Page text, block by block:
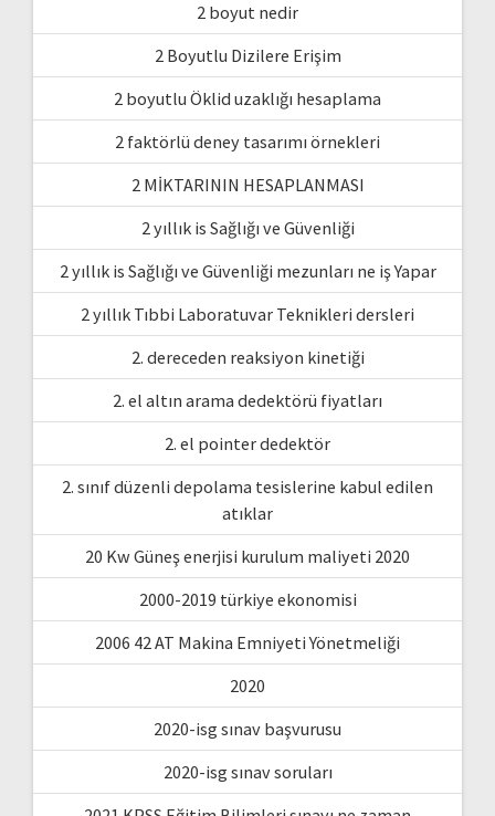
2 boyut nedir
2 Boyutlu Dizilere Erişim
2 boyutlu Öklid uzaklığı hesaplama
2 faktörlü deney tasarımı örnekleri
2 MİKTARININ HESAPLANMASI
2 yıllık is Sağlığı ve Güvenliği
2 yıllık is Sağlığı ve Güvenliği mezunları ne iş Yapar
2 yıllık Tıbbi Laboratuvar Teknikleri dersleri
2. dereceden reaksiyon kinetiği
2. el altın arama dedektörü fiyatları
2. el pointer dedektör
2. sınıf düzenli depolama tesislerine kabul edilen
atıklar
20 Kw Güneş enerjisi kurulum maliyeti 2020
2000-2019 türkiye ekonomisi
2006 42 AT Makina Emniyeti Yönetmeliği
2020
2020-isg sınav başvurusu
2020-isg sınav soruları